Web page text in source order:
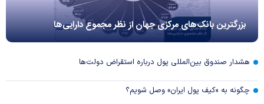
بزرگترین بانک‌های مرکزی جهان از نظر مجموع دارایی‌ها
هشدار صندوق بین‌المللی پول درباره استقراض دولت‌ها
چگونه به «کیف پول ایران» وصل شویم؟